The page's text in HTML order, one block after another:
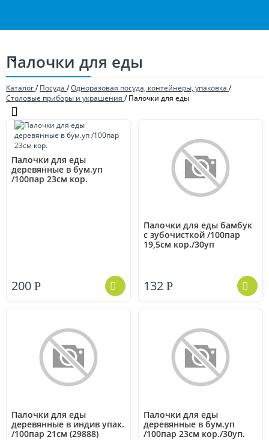
Палочки для еды
Каталог/Посуда /Одноразовая посуда, контейнеры, упаковка /
Столовые приборы и украшения /Палочки для еды
Палочки для еды
деревянные в бум.уп
/100пар 23см кор.
200 Р
Палочки для еды бамбук
с зубочисткой /100пар
19,5см кор./30уп
132 Р
Палочки для еды
деревянные в индив упак.
/100пар 21см (29888)
Палочки для еды
деревянные в бум.уп
/100пар 23см кор./30уп.